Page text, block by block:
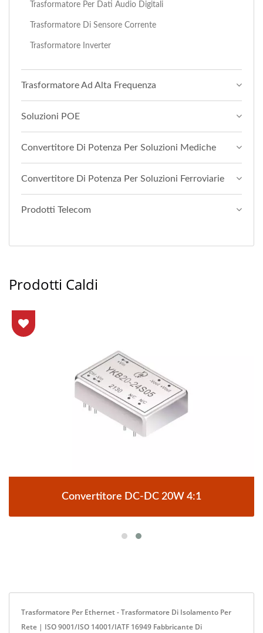
Trasformatore Per Dati Audio Digitali
Trasformatore Di Sensore Corrente
Trasformatore Inverter
Trasformatore Ad Alta Frequenza
Soluzioni POE
Convertitore Di Potenza Per Soluzioni Mediche
Convertitore Di Potenza Per Soluzioni Ferroviarie
Prodotti Telecom
Prodotti Caldi
Convertitore DC-DC 20W 4:1
Trasformatore Per Ethernet - Trasformatore Di Isolamento Per
Rete | ISO 9001/ISO 14001/IATF 16949 Fabbricante Di